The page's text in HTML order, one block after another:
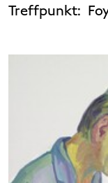
Treffpunkt: